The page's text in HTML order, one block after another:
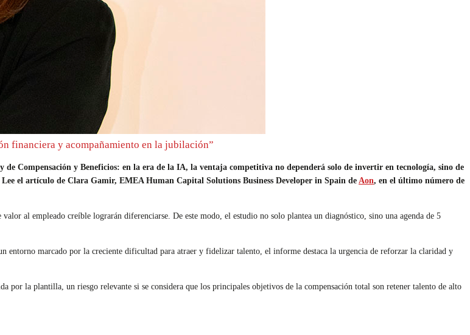
financiera y acompañamiento en la jubilación”
de Compensación y Beneficios: en la era de la IA, la ventaja competitiva no dependerá solo de invertir en tecnología, sino de
el artículo de Clara Gamir, EMEA Human Capital Solutions Business Developer in Spain de Aon, en el último número de
al empleado creíble lograrán diferenciarse. De este modo, el estudio no solo plantea un diagnóstico, sino una agenda de 5
entorno marcado por la creciente dificultad para atraer y fidelizar talento, el informe destaca la urgencia de reforzar la claridad y
por la plantilla, un riesgo relevante si se considera que los principales objetivos de la compensación total son retener talento de alto